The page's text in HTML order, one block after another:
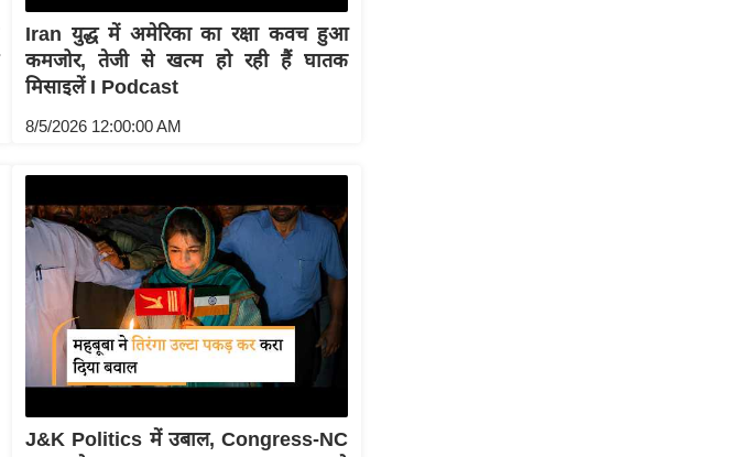
Iran युद्ध में अमेरिका का रक्षा कवच हुआ
कमजोर, तेजी से खत्म हो रही हैं घातक
मिसाइलें I Podcast
8/5/2026 12:00:00 AM
J&K Politics में उबाल, Congress-NC